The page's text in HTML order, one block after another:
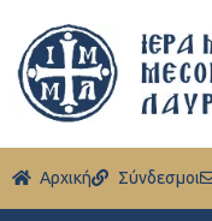
Aρχική Σύνδεσμοι